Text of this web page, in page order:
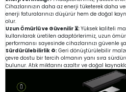
Cihazlarınızın daha az enerji tüketerek daha
enerji faturalarınızı düşürür hem de doğal
olur.
Uzun Ömürlü ve Güvenilir ⏳: Yüksek kaliteli
kullanılarak üretilen adaptörlerimiz, uzun
performansı sayesinde cihazlarınızı güvenle
Sürdürülebilirlik ♻️: Geri dönüştürülebilir
çevre dostu bir tercih olmanın yanı sıra
bulunur. Atık miktarını azaltır ve doğal